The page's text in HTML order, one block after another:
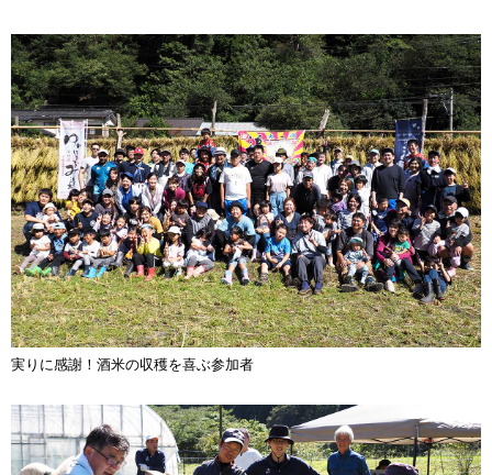
実りに感謝！酒米の収穫を喜ぶ参加者